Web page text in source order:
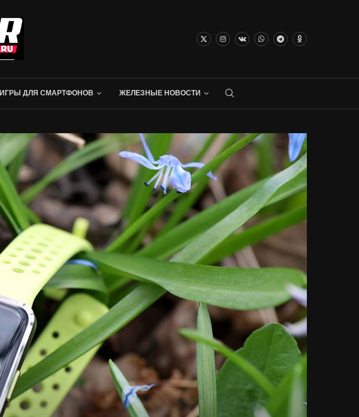
ИГРЫ ДЛЯ СМАРТФОНОВ ЖЕЛЕЗНЫЕ НОВОСТИ